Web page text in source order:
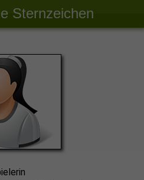
Sternzeichen